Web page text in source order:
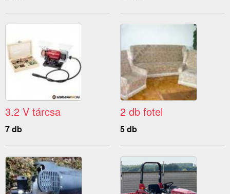
3.2 V tárcsa
7 db
2 db fotel
5 db